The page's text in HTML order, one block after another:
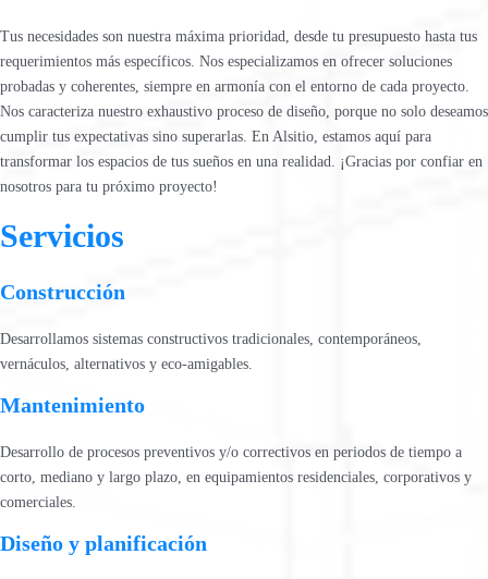
Tus necesidades son nuestra máxima prioridad, desde tu presupuesto hasta tus
requerimientos más específicos. Nos especializamos en ofrecer soluciones
probadas y coherentes, siempre en armonía con el entorno de cada proyecto.
Nos caracteriza nuestro exhaustivo proceso de diseño, porque no solo deseamos
cumplir tus expectativas sino superarlas. En Alsitio, estamos aquí para
transformar los espacios de tus sueños en una realidad. ¡Gracias por confiar en
nosotros para tu próximo proyecto!
Servicios
Construcción
Desarrollamos sistemas constructivos tradicionales, contemporáneos,
vernáculos, alternativos y eco-amigables.
Mantenimiento
Desarrollo de procesos preventivos y/o correctivos en periodos de tiempo a
corto, mediano y largo plazo, en equipamientos residenciales, corporativos y
comerciales.
Diseño y planificación